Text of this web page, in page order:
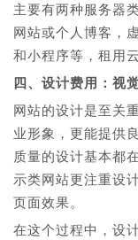
主要有两种服务器
网站或个人博客，
和小程序等，租用
四、设计费用：视
网站的设计是至关
业形象，更能提供
质量的设计基本都
示类网站更注重设
页面效果。
在这个过程中，设